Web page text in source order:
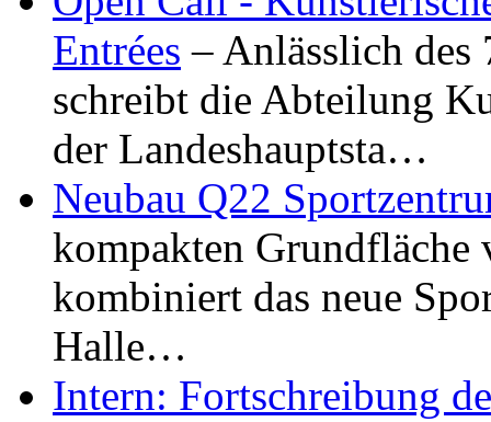
Entrées – Anlässlich
schreibt die Abteilung
der Landeshauptsta…
Neubau Q22
kompakten Grundfläche
kombiniert das neue
Halle…
Intern: Fortschreibung